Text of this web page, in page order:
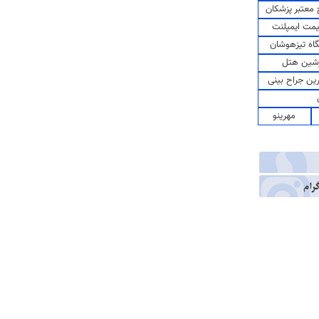
پزشکان
ایمپلنت
تیزهوشان
هتل
جراح بینی
مهرینو